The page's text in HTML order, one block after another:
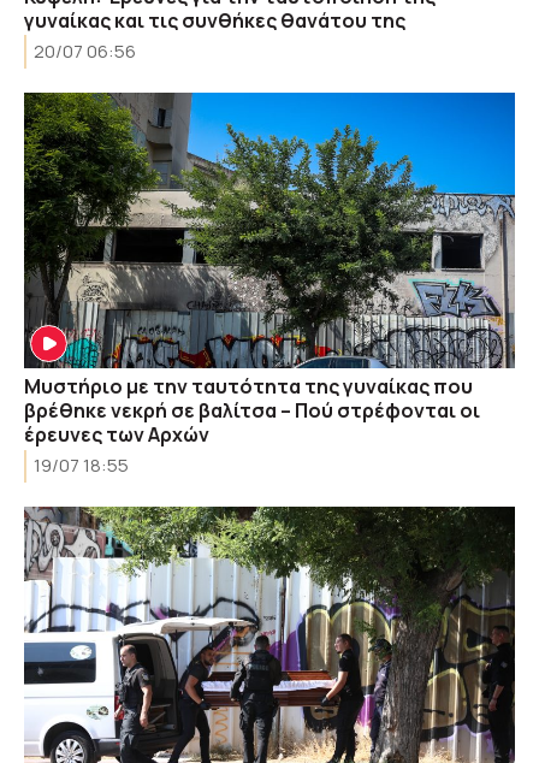
γυναίκας και τις συνθήκες θανάτου της
20/07 06:56
Μυστήριο με την ταυτότητα της γυναίκας που
βρέθηκε νεκρή σε βαλίτσα – Πού στρέφονται οι
έρευνες των Αρχών
19/07 18:55